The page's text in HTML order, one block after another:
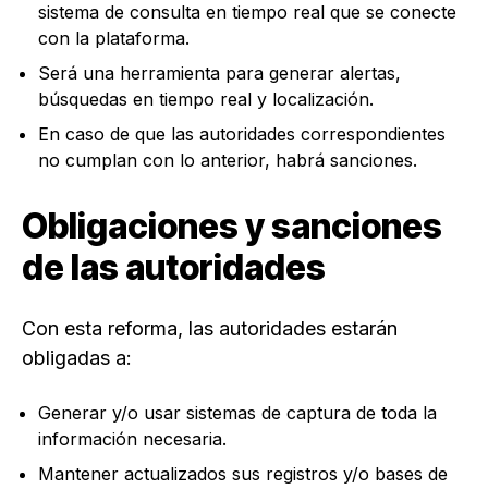
sistema de consulta en tiempo real que se conecte
con la plataforma.
Será una herramienta para generar alertas,
búsquedas en tiempo real y localización.
En caso de que las autoridades correspondientes
no cumplan con lo anterior, habrá sanciones.
Obligaciones y sanciones
de las autoridades
Con esta reforma, las autoridades estarán
obligadas a:
Generar y/o usar sistemas de captura de toda la
información necesaria.
Mantener actualizados sus registros y/o bases de